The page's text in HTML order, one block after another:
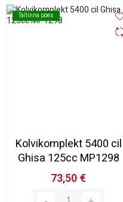
Tallinna poes
Tallinna poes
Kolvikomplekt 5400 cil
Ghisa 125cc MP1298
73,50 €